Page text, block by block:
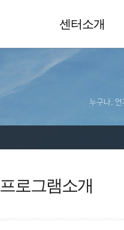
센터소개
누구나, 언
프로그램소개